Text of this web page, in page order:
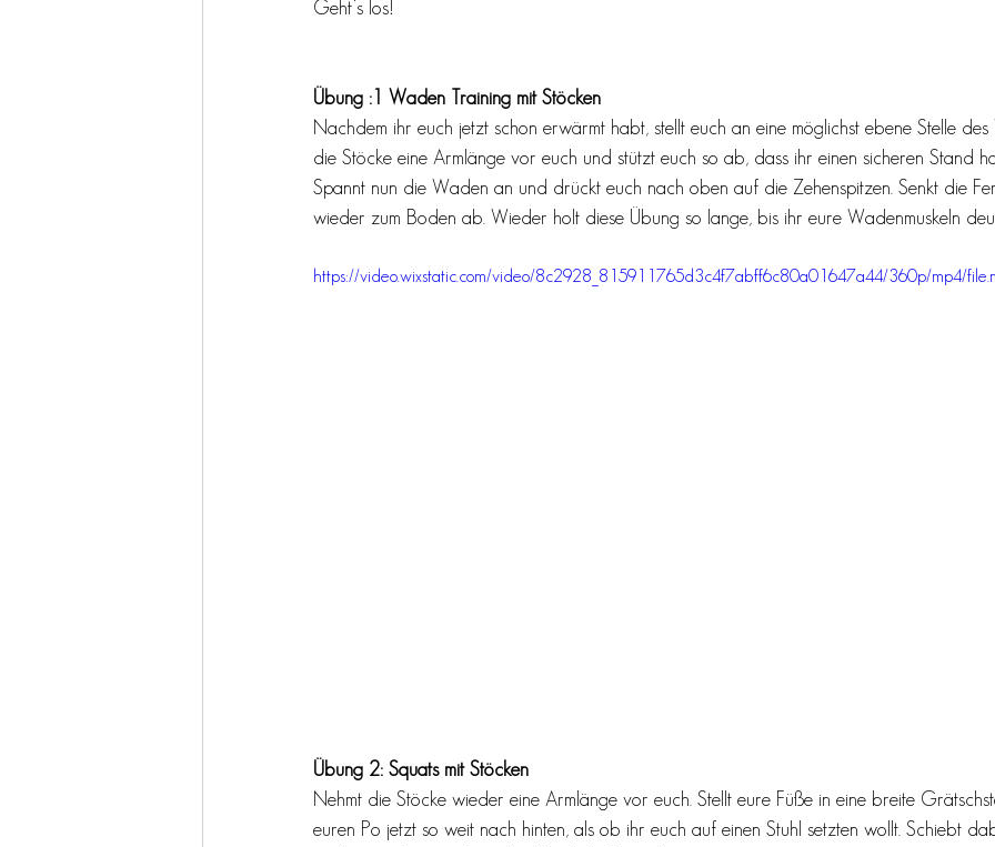
Geht’s los!
Übung :1 Waden Training mit Stöcken
Nachdem ihr euch jetzt schon erwärmt habt, stellt euch an eine möglichst ebene Stelle des
die Stöcke eine Armlänge vor euch und stützt euch so ab, dass ihr einen sicheren Stand
Spannt nun die Waden an und drückt euch nach oben auf die Zehenspitzen. Senkt die
wieder zum Boden ab. Wieder holt diese Übung so lange, bis ihr eure Wadenmuskeln
https://video.wixstatic.com/video/8c2928_815911765d3c4f7abff6c80a01647a44/360p/mp4/
Übung 2: Squats mit Stöcken
Nehmt die Stöcke wieder eine Armlänge vor euch. Stellt eure Füße in eine breite
euren Po jetzt so weit nach hinten, als ob ihr euch auf einen Stuhl setzten wollt. Schiebt